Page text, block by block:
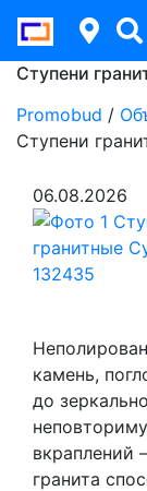
Ступени
Promobud /
Ступени
06.08.2026
камень,
до
вкраплений
гранита